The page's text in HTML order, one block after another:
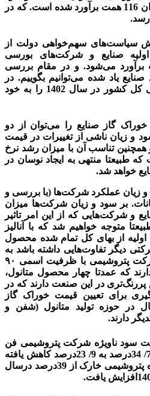
شرکت‌های غیر‌بورسی به میزان 116 همت برآورد شده است. که در
سیاست‌های سهم‌خواهی دولت از
صنایع و شرکت‌های بورسی
در حدود 550 همت برآورد می‌شود. و در مقام بررسی
یاد شده می‌توانیم بگوییم. در
حدود یک‌چهارم بودجه عمومی کل کشور در سال 1402 را به خود
گاز صنایع را می‌توان از دو
و زیان ناشی از تغییرات در قیمت
تناسب آن با میزان رشد نرخ
منتهی به ایجاد نوسان در
خواهد شد.
و زیان عملکرد شرکت‌ها (با بررسی و
بر سود و زیان شرکت‌ها میزان
و شرکت‌هایی که از این امر تاثیر
متوجه خواهیم شد که با آنالیز
از بهای کل تمام شده محصول
دیگر تفاوت‌هایی داشته باشد به
که عمدتا چهار محصول متانول،
پررنگ‌‌‌تری در این صنعت دارند که در
برای تعیین قیمت خوراک گاز
در حوزه تولید متانول (شفن و
دارند.
مثال سال 1401نسبت سود ناویژه شرکت پتروشیمی فن
آوران. نسبت به سال قبل از 7/ 34درصد به 9/ 23درصد کاهش یافته
است. لیکن حاشیه سود ناویژه پتروشیمی خارک از 39‌درصد درسال